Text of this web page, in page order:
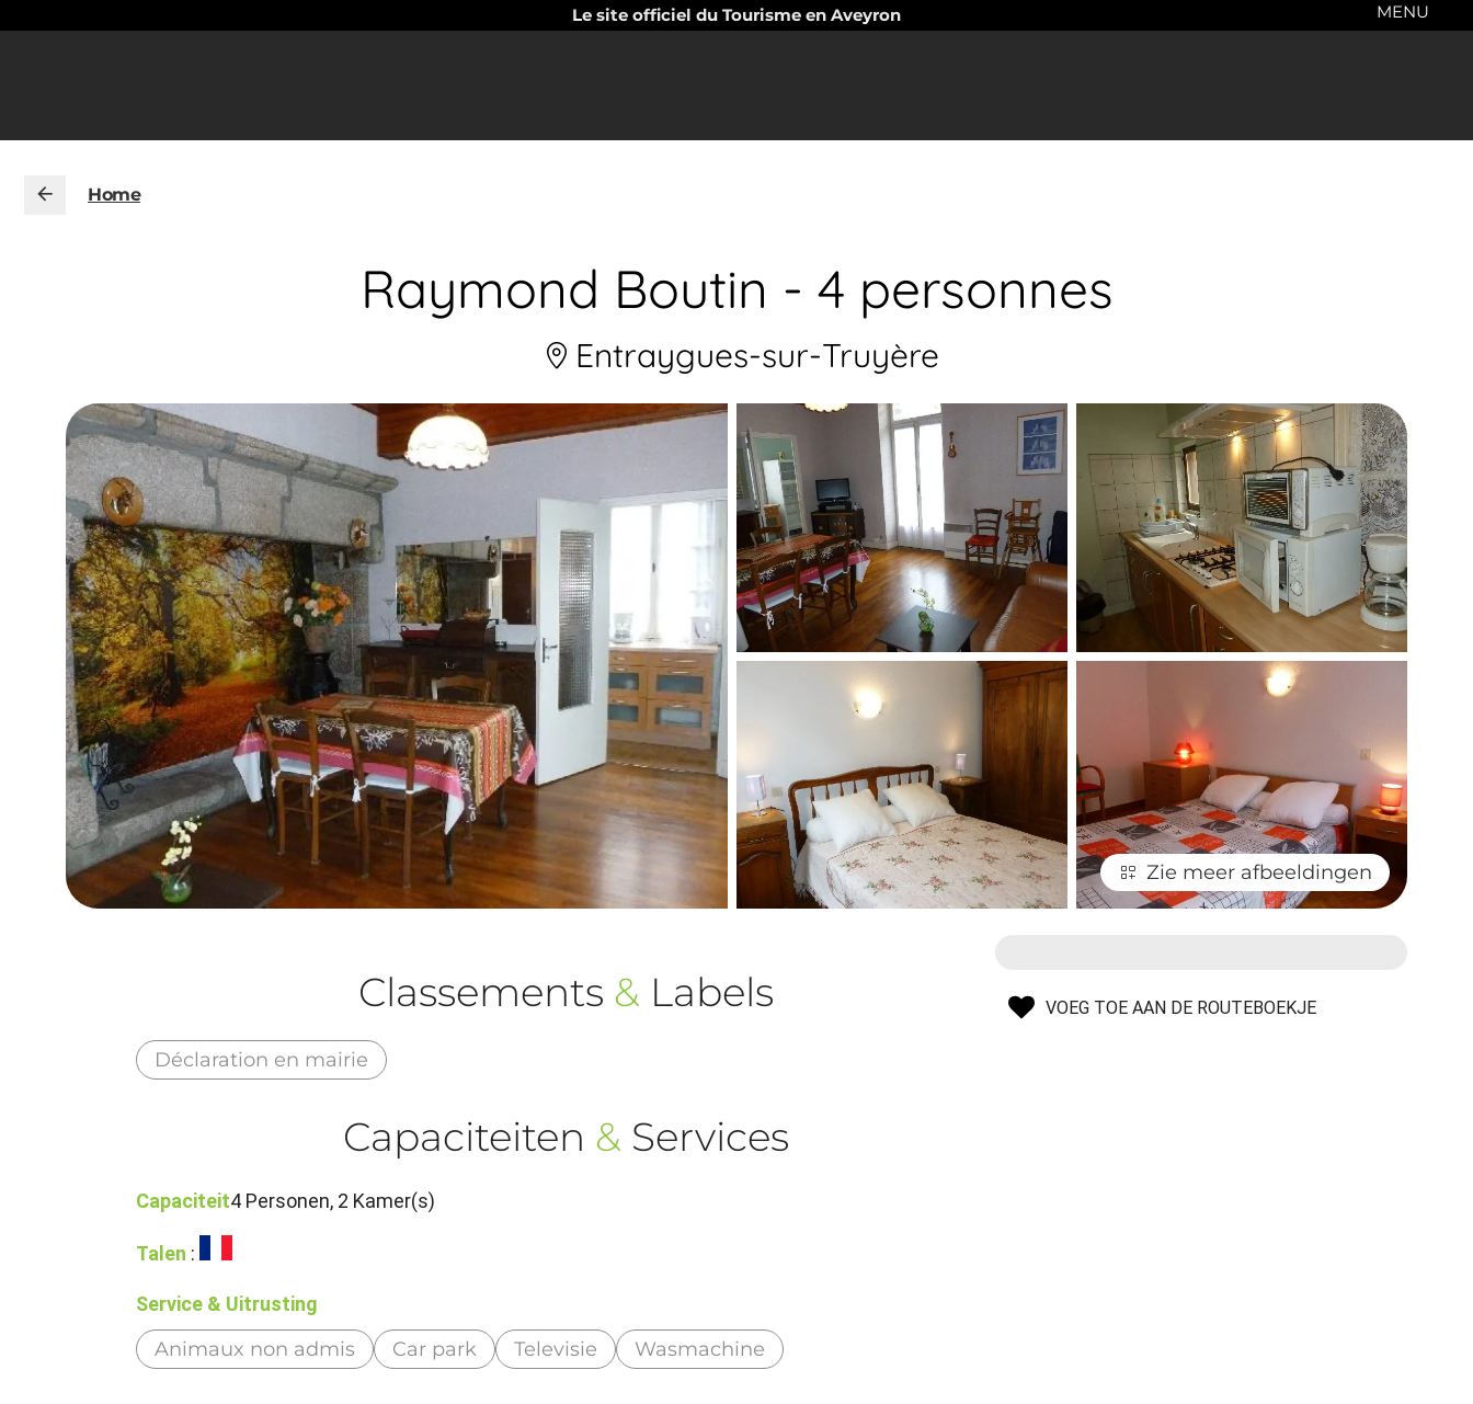
Le site officiel du Tourisme en Aveyron MENU
Home
Raymond Boutin - 4 personnes
Entraygues-sur-Truyère
Zie meer afbeeldingen
VOEG TOE AAN DE ROUTEBOEKJE
Classements & Labels
Déclaration en mairie
Capaciteiten & Services
Capaciteit4 Personen, 2 Kamer(s)
Talen :
Service & Uitrusting
Animaux non admis Car park Televisie Wasmachine